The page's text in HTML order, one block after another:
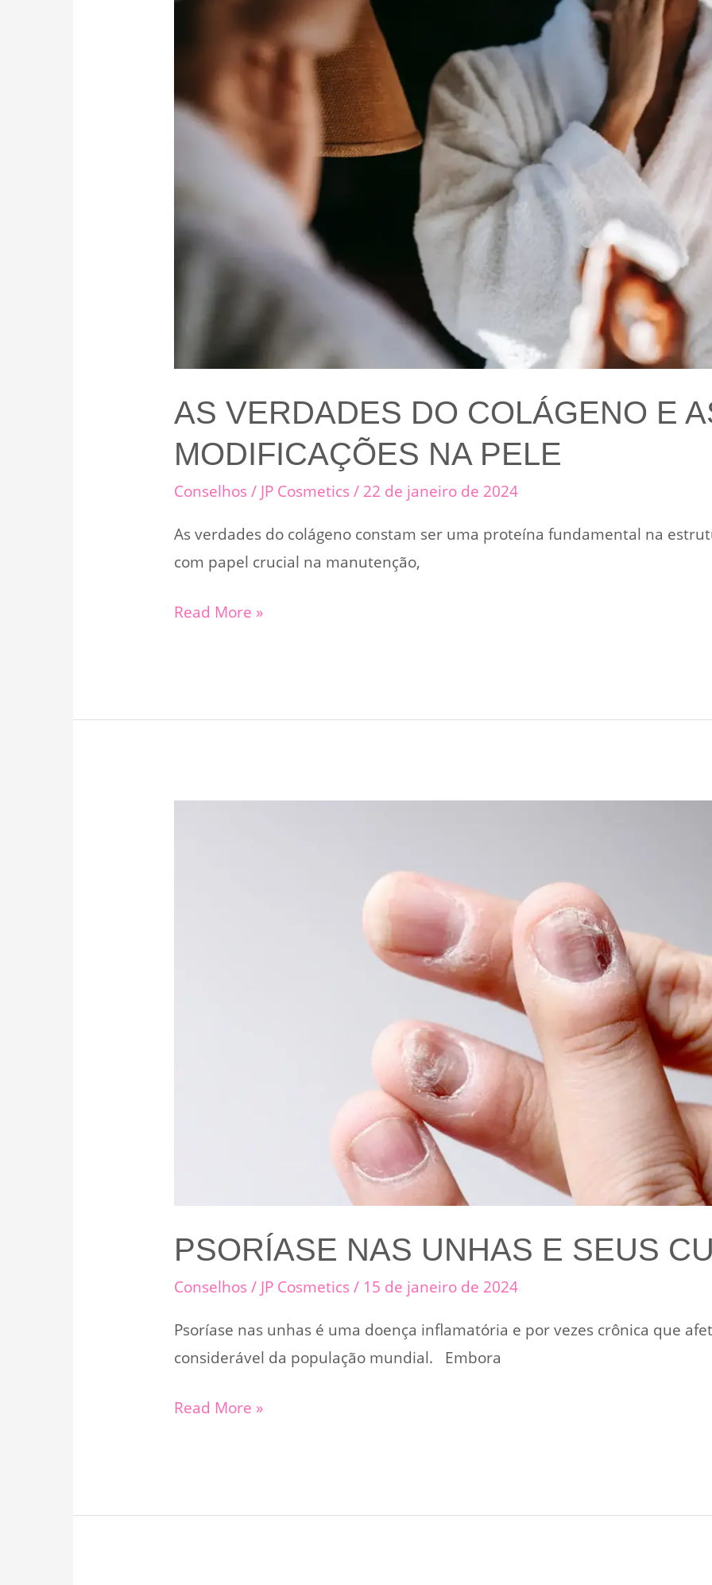
AS VERDADES DO COLÁGENO E
MODIFICAÇÕES NA PELE
Conselhos / JP Cosmetics / 22 de janeiro de 2024
As verdades do colágeno constam ser uma proteína fundamental na
com papel crucial na manutenção,
As
e
na
Read More »
PSORÍASE NAS UNHAS E SEUS
Conselhos / JP Cosmetics / 15 de janeiro de 2024
Psoríase nas unhas é uma doença inflamatória e por vezes crônica que
considerável da população mundial. Embora
Psoríase
seus
Read More »